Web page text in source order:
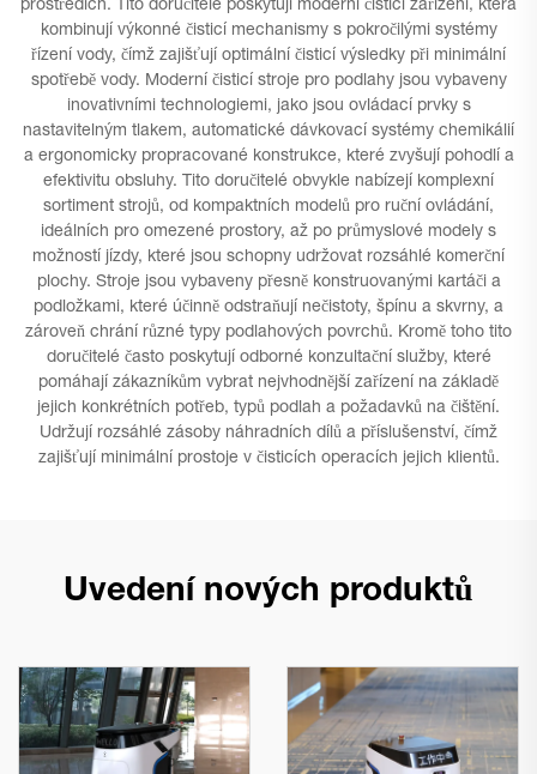
prostředích. Tito doručitelé poskytují moderní čistící zařízení, která
kombinují výkonné čisticí mechanismy s pokročilými systémy
řízení vody, čímž zajišťují optimální čisticí výsledky při minimální
spotřebě vody. Moderní čisticí stroje pro podlahy jsou vybaveny
inovativními technologiemi, jako jsou ovládací prvky s
nastavitelným tlakem, automatické dávkovací systémy chemikálií
a ergonomicky propracované konstrukce, které zvyšují pohodlí a
efektivitu obsluhy. Tito doručitelé obvykle nabízejí komplexní
sortiment strojů, od kompaktních modelů pro ruční ovládání,
ideálních pro omezené prostory, až po průmyslové modely s
možností jízdy, které jsou schopny udržovat rozsáhlé komerční
plochy. Stroje jsou vybaveny přesně konstruovanými kartáči a
podložkami, které účinně odstraňují nečistoty, špínu a skvrny, a
zároveň chrání různé typy podlahových povrchů. Kromě toho tito
doručitelé často poskytují odborné konzultační služby, které
pomáhají zákazníkům vybrat nejvhodnější zařízení na základě
jejich konkrétních potřeb, typů podlah a požadavků na čištění.
Udržují rozsáhlé zásoby náhradních dílů a příslušenství, čímž
zajišťují minimální prostoje v čisticích operacích jejich klientů.
Uvedení nových produktů